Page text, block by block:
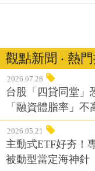
觀點新聞 ‧ 熱
2026.07.28
台股「四貸同堂」
「融資體脂率」不
2026.05.21
主動式ETF好夯！
被動型當定海神針